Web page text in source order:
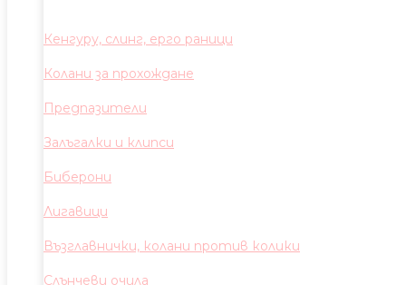
Кенгуру, слинг, ерго раници
Колани за прохождане
Предпазители
Залъгалки и клипси
Биберони
Лигавици
Възглавнички, колани против колики
Слънчеви очила